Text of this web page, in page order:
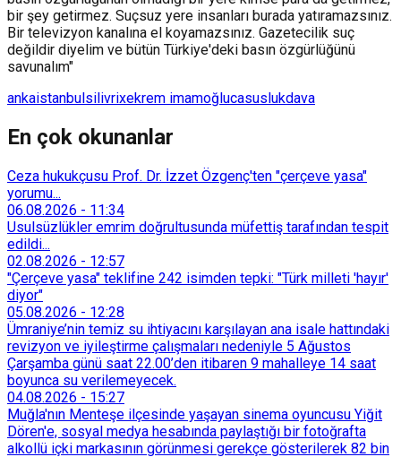
bir şey getirmez. Suçsuz yere insanları burada yatıramazsınız.
Bir televizyon kanalına el koyamazsınız. Gazetecilik suç
değildir diyelim ve bütün Türkiye'deki basın özgürlüğünü
savunalım"
ankaistanbulsilivrixekrem imamoğlucasuslukdava
En çok okunanlar
Ceza hukukçusu Prof. Dr. İzzet Özgenç'ten "çerçeve yasa"
yorumu...
06.08.2026 - 11:34
Usulsüzlükler emrim doğrultusunda müfettiş tarafından tespit
edildi...
02.08.2026 - 12:57
"Çerçeve yasa" teklifine 242 isimden tepki: "Türk milleti 'hayır'
diyor"
05.08.2026 - 12:28
Ümraniye’nin temiz su ihtiyacını karşılayan ana isale hattındaki
revizyon ve iyileştirme çalışmaları nedeniyle 5 Ağustos
Çarşamba günü saat 22.00’den itibaren 9 mahalleye 14 saat
boyunca su verilemeyecek.
04.08.2026 - 15:27
Muğla'nın Menteşe ilçesinde yaşayan sinema oyuncusu Yiğit
Dören'e, sosyal medya hesabında paylaştığı bir fotoğrafta
alkollü içki markasının görünmesi gerekçe gösterilerek 82 bin